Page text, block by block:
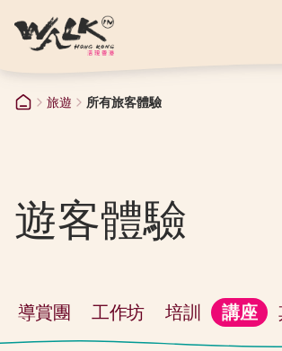
旅遊 所有旅客體驗
遊客體驗
導賞團 工作坊 培訓 講座